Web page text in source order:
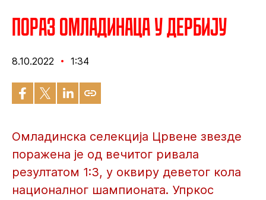
Пораз омладинаца у дербију
8.10.2022 1:34
Омладинска селекција Црвене звезде
поражена је од вечитог ривала
резултатом 1:3, у оквиру деветог кола
националног шампионата. Упркос